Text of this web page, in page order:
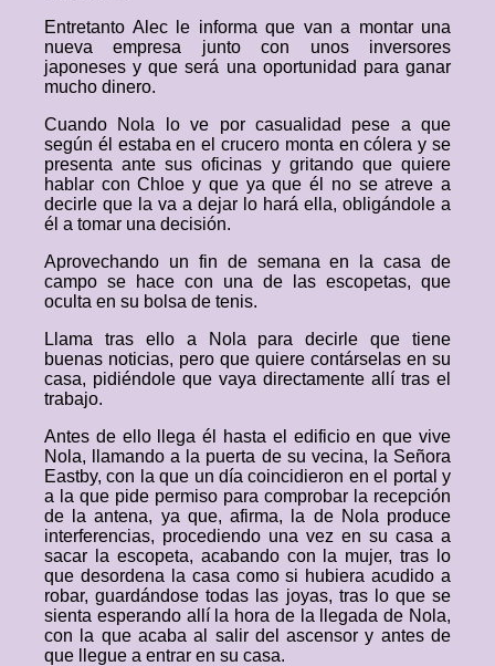
Entretanto Alec le informa que van a montar una
nueva empresa junto con unos inversores
japoneses y que será una oportunidad para ganar
mucho dinero.
Cuando Nola lo ve por casualidad pese a que
según él estaba en el crucero monta en cólera y se
presenta ante sus oficinas y gritando que quiere
hablar con Chloe y que ya que él no se atreve a
decirle que la va a dejar lo hará ella, obligándole a
él a tomar una decisión.
Aprovechando un fin de semana en la casa de
campo se hace con una de las escopetas, que
oculta en su bolsa de tenis.
Llama tras ello a Nola para decirle que tiene
buenas noticias, pero que quiere contárselas en su
casa, pidiéndole que vaya directamente allí tras el
trabajo.
Antes de ello llega él hasta el edificio en que vive
Nola, llamando a la puerta de su vecina, la Señora
Eastby, con la que un día coincidieron en el portal y
a la que pide permiso para comprobar la recepción
de la antena, ya que, afirma, la de Nola produce
interferencias, procediendo una vez en su casa a
sacar la escopeta, acabando con la mujer, tras lo
que desordena la casa como si hubiera acudido a
robar, guardándose todas las joyas, tras lo que se
sienta esperando allí la hora de la llegada de Nola,
con la que acaba al salir del ascensor y antes de
que llegue a entrar en su casa.